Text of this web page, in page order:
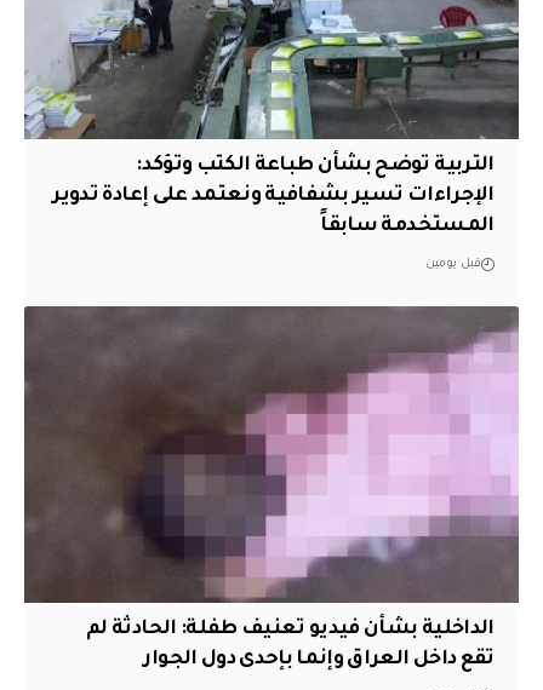
التربية توضح بشأن طباعة الكتب وتؤكد:
الإجراءات تسير بشفافية ونعتمد على إعادة تدوير
المستخدمة سابقاً
قبل يومين
الداخلية بشأن فيديو تعنيف طفلة: الحادثة لم
تقع داخل العراق وإنما بإحدى دول الجوار